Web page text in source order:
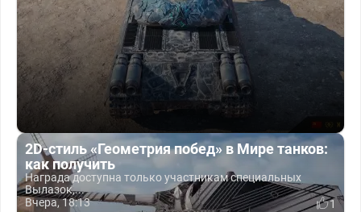
2D-стиль «Геометрия побед» в Мире танков:
как получить
Награда доступна только участникам специальных
Вылазок,...
Вчера, 18:13
1